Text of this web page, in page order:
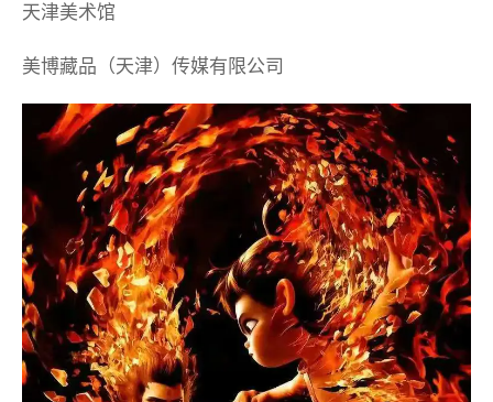
天津美术馆
美博藏品（天津）传媒有限公司